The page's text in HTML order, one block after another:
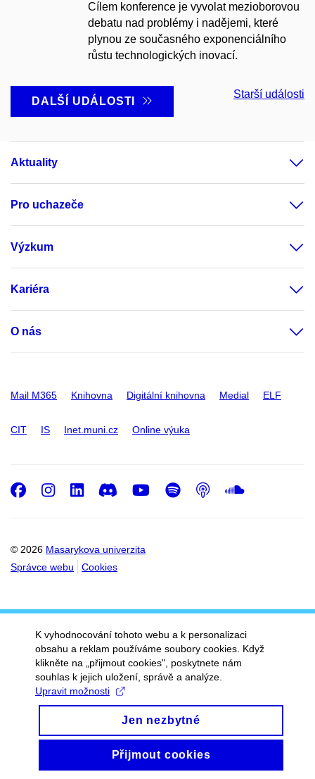
Cílem konference je vyvolat mezioborovou
debatu nad problémy i nadějemi, které
plynou ze současného exponenciálního
růstu technologických inovací.
DALŠÍ UDÁLOSTI
Starší události
Aktuality
Pro uchazeče
Výzkum
Kariéra
O nás
Mail M365 Knihovna Digitální knihovna Medial ELF
CIT IS Inet.muni.cz Online výuka
© 2026 Masarykova univerzita
Správce webu
Cookies
Facebook
Instagram
LinkedIn
DiscordYoutube
Spotify
Podcast
K vyhodnocování tohoto webu a k personalizaci
obsahu a reklam používáme soubory cookies. Když
klikněte na „přijmout cookies", poskytnete nám
souhlas k jejich uložení, správě a analýze.
Upravit možnosti
Jen nezbytné
Přijmout cookies